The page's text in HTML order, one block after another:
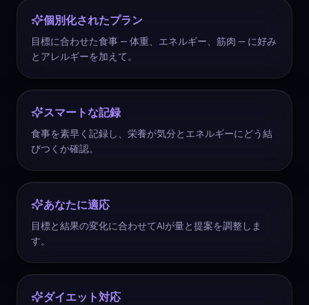
個別化されたプラン
目標に合わせた食事 — 体重、エネルギー、筋肉 — に好み
とアレルギーを加えて。
スマートな記録
食事を素早く記録し、栄養が気分とエネルギーにどう結
びつくか確認。
あなたに適応
目標と結果の変化に合わせてAIが量と提案を調整しま
す。
ダイエット対応